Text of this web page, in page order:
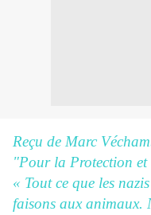
Reçu de Marc
"Pour la Protection et
« Tout ce que les
faisons aux animaux.